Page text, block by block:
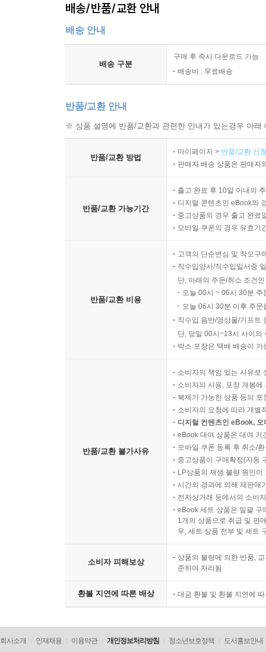
배송/반품/교환 안내
배송 안내
배송 구분
구매 후 즉시 다운로드 가능
배송비 : 무료배송
반품/교환 안내
※ 상품 설명에 반품/교환과 관련한 안내가 있는경우 아
반품/교환 방법
마이페이지 > 반품/교환 신
판매자 배송 상품은 판매자
반품/교환 가능기간
출고 완료 후 10일 이내의
디지털 콘텐츠인 eBook의
중고상품의 경우 출고 완료
모바일 쿠폰의 경우 유효기
반품/교환 비용
고객의 단순변심 및 착오구
직수입양서/직수입일서중
단, 아래의 주문/취소 조건
오늘 00시 ~ 06시 30분
오늘 06시 30분 이후 주
직수입 음반/영상물/기프트
단, 당일 00시~13시 사이의
박스 포장은 택배 배송이
반품/교환 불가사유
소비자의 책임 있는 사유로
소비자의 사용, 포장 개봉
복제가 가능한 상품 등의
소비자의 요청에 따라 개별
디지털 컨텐츠인 eBook,
eBook 대여 상품은 대여 기
모바일 쿠폰 등록 후 취소/
중고상품이 구매확정(자동
LP상품의 재생 불량 원인
시간의 경과에 의해 재판매
전자상거래 등에서의 소비
eBook 세트 상품은 일괄 구
1개의 상품으로 취급 및 판
우, 세트 상품 전부 및 세트
소비자 피해보상
상품의 불량에 의한 반품,
준하여 처리됨
환불 지연에 따른 배상 대금 환불 및 환불 지연에
회사소개 인재채용 이용약관 개인정보처리방침 청소년보호정책 도서홍보안내